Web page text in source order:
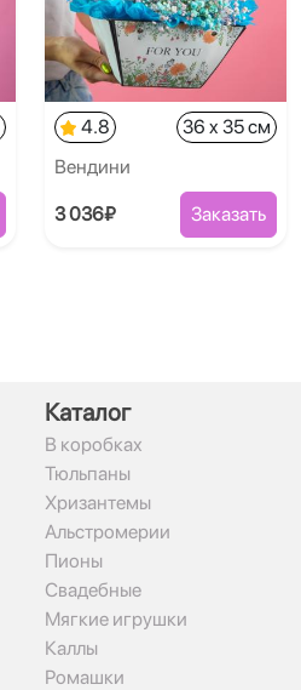
4.8
36 x 35 см
Вендини
3 036₽ Заказать
Каталог
В коробках
Тюльпаны
Хризантемы
Альстромерии
Пионы
Свадебные
Мягкие игрушки
Каллы
Ромашки